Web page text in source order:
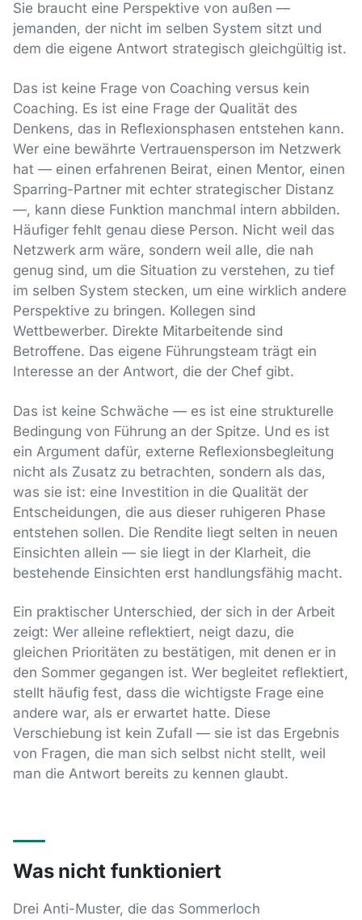
Sie braucht eine Perspektive von außen —
jemanden, der nicht im selben System sitzt und
dem die eigene Antwort strategisch gleichgültig ist.
Das ist keine Frage von Coaching versus kein
Coaching. Es ist eine Frage der Qualität des
Denkens, das in Reflexionsphasen entstehen kann.
Wer eine bewährte Vertrauensperson im Netzwerk
hat — einen erfahrenen Beirat, einen Mentor, einen
Sparring-Partner mit echter strategischer Distanz
—, kann diese Funktion manchmal intern abbilden.
Häufiger fehlt genau diese Person. Nicht weil das
Netzwerk arm wäre, sondern weil alle, die nah
genug sind, um die Situation zu verstehen, zu tief
im selben System stecken, um eine wirklich andere
Perspektive zu bringen. Kollegen sind
Wettbewerber. Direkte Mitarbeitende sind
Betroffene. Das eigene Führungsteam trägt ein
Interesse an der Antwort, die der Chef gibt.
Das ist keine Schwäche — es ist eine strukturelle
Bedingung von Führung an der Spitze. Und es ist
ein Argument dafür, externe Reflexionsbegleitung
nicht als Zusatz zu betrachten, sondern als das,
was sie ist: eine Investition in die Qualität der
Entscheidungen, die aus dieser ruhigeren Phase
entstehen sollen. Die Rendite liegt selten in neuen
Einsichten allein — sie liegt in der Klarheit, die
bestehende Einsichten erst handlungsfähig macht.
Ein praktischer Unterschied, der sich in der Arbeit
zeigt: Wer alleine reflektiert, neigt dazu, die
gleichen Prioritäten zu bestätigen, mit denen er in
den Sommer gegangen ist. Wer begleitet reflektiert,
stellt häufig fest, dass die wichtigste Frage eine
andere war, als er erwartet hatte. Diese
Verschiebung ist kein Zufall — sie ist das Ergebnis
von Fragen, die man sich selbst nicht stellt, weil
man die Antwort bereits zu kennen glaubt.
Was nicht funktioniert
Drei Anti-Muster, die das Sommerloch